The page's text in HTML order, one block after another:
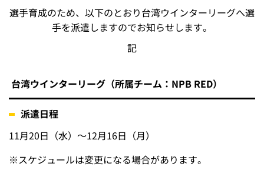
選手育成のため、以下のとおり台湾ウインターリーグへ選
手を派遣しますのでお知らせします。
記
台湾ウインターリーグ（所属チーム：NPB RED）
派遣日程
11月20日（水）～12月16日（月）
※スケジュールは変更になる場合があります。